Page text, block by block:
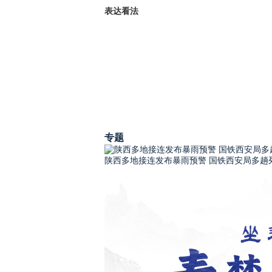
表达看法
专题
陕西多地接连发布暴雨预警 国铁西安局多趟